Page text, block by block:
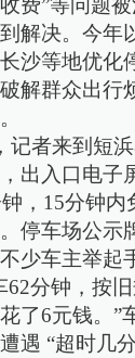
解决。今年
沙等地优化
解群众出行
记者来到短
出入口电子
，15分钟内
停车场公示
少车主举起
62分钟，按
了6元钱。”
遇 “超时几